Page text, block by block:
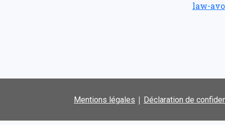
law-
Mentions légales | Déclaration de